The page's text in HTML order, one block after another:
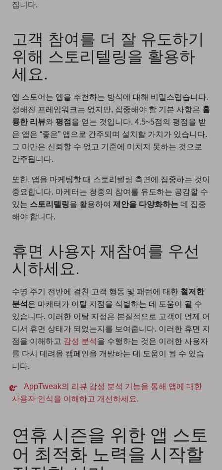
집니다.
고객 참여를 더 잘 유도하기
위해 스토리텔링을 활용하
세요.
앱 스토어는 앱을 추천하는 방식에 대해 비밀스럽습니다.
정해진 프레임워크는 없지만, 집중해야 할 기본 사항은 훌
륭한 리뷰와 평점 을 얻는 것입니다. 4.5~5점의 평점을 받
은 앱은 “좋은” 앱으로 간주되며 설치할 가치가 있습니다.
그 미만은 신뢰할 수 없고 기준에 미치지 못하는 것으로
간주됩니다.
또한, 앱을 마케팅할 때 스토리텔링 측면에 집중하는 것이
중요합니다. 마케터는 청중의 참여를 유도하는 공감할 수
있는 스토리텔링을 활용하여 제안을 다양화하는 데 집중
해야 합니다.
휴면 사용자 재참여를 우선
시하세요.
수명 주기 전반에 걸친 고객 행동 및 패턴에 대한 철저한
분석 은 마케터가 이탈 지점을 식별하는 데 도움이 될 수
있습니다. 이러한 이탈 지점은 본질적으로 고객이 언제 어
디서 휴면 상태가 되었는지를 보여줍니다. 이러한 휴면 지
점을 이해하고 감성 분석을 수행하는 것은 이러한 사용자
를 다시 데려올 캠페인을 개발하는 데 도움이 될 수 있습
니다.
AppTweak의 리뷰 감성 분석 기능을 통해 앱에 대한
사용자 인식을 이해하고 개선하세요.
연휴 시즌을 위한 앱 스토
어 최적화 노력을 시작할